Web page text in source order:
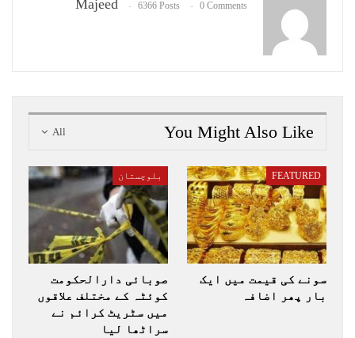
Majeed 6366 Posts 0 Comments
All You Might Also Like
FEATURED
سونے کی قیمت میں ایک
بار پھر اضافہ
بلوچستان
صوبائی دارالحکومت
کوئٹہ کے مختلف علاقوں
میں سٹریٹ کرائم نے
سراٹھا لیا